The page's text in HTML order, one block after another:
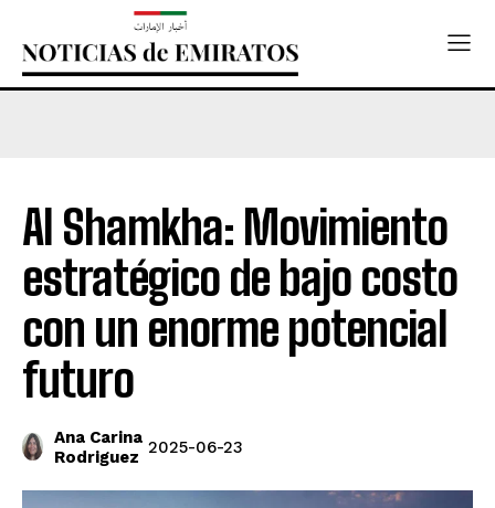
Al Shamkha: Movimiento
estratégico de bajo costo
con un enorme potencial
futuro
Ana Carina
Rodriguez 2025-06-23